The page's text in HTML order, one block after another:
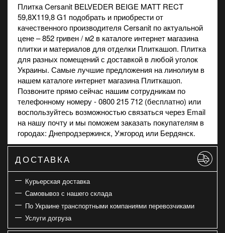
Плитка Cersanit BELVEDER BEIGE MATT RECT
59,8X119,8 G1 подобрать и приобрести от
качественного производителя Cersanit по актуальной
цене – 852 гривен / м2 в каталоге интернет магазина
плитки и материалов для отделки Плиткашоп. Плитка
для разных помещений с доставкой в любой уголок
Украины. Самые лучшие предложения на линолиум в
нашем каталоге интернет магазина Плиткашоп.
Позвоните прямо сейчас нашим сотрудникам по
телефонному номеру - 0800 215 712 (бесплатно) или
воспользуйтесь возможностью связаться через Email
на нашу почту и мы поможем заказать покупателям в
городах: Днепродзержинск, Ужгород или Бердянск.
ДОСТАВКА
Курьерская доставка
Самовывоз с нашего склада
По Украине транспортными компаниями перевозчиками
Услуги догруза